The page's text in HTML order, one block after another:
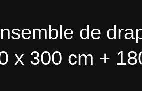
de
x 300 cm +